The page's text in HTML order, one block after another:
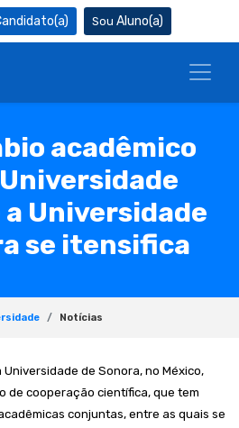
Aluno(a)
acadêmico
Universidade
se itensifica
Notícias
de Sonora, no México,
de cooperação científica, que tem
conjuntas, entre as quais se